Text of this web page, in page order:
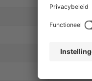
Hoofd